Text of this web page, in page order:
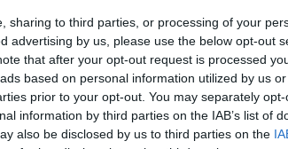
sharing to third parties, or processing of your
advertising by us, please use the below opt-out
that after your opt-out request is processed
based on personal information utilized by us
prior to your opt-out. You may separately
information by third parties on the IAB’s list of
also be disclosed by us to third parties on the